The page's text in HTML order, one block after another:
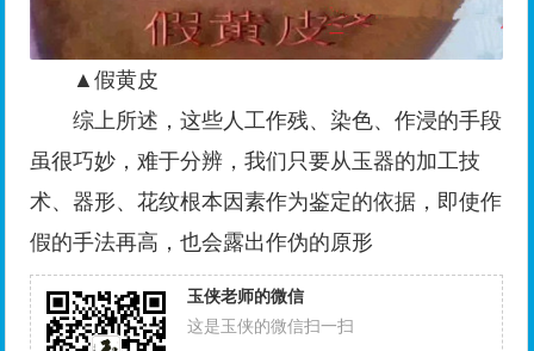
▲假黄皮
综上所述，这些人工作残、染色、作浸的手段
虽很巧妙，难于分辨，我们只要从玉器的加工技
术、器形、花纹根本因素作为鉴定的依据，即使作
假的手法再高，也会露出作伪的原形
玉侠老师的微信
这是玉侠的微信扫一扫